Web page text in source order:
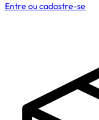
Entre ou cadastre-se